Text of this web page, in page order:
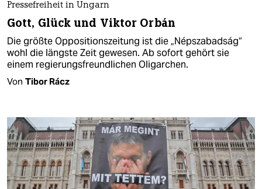
Pressefreiheit in Ungarn
Gott, Glück und Viktor Orbán
Die größte Oppositionszeitung ist die „Népszabadság“
wohl die längste Zeit gewesen. Ab sofort gehört sie
einem regierungsfreundlichen Oligarchen.
Von Tibor Rácz